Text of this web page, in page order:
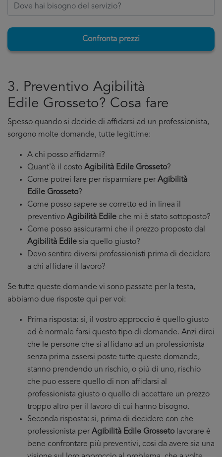
Confronta prezzi
3. Preventivo Agibilità
Edile Grosseto? Cosa fare
Spesso quando si decide di affidarsi ad un professionista,
sorgono molte domande, tutte legittime:
A chi posso affidarmi?
Quant'è il costo Agibilità Edile Grosseto?
Come potrei fare per risparmiare perAgibilità
Edile Grosseto?
Come posso sapere se corretto ed in linea il
preventivo Agibilità Edile che mi è stato sottoposto?
Come posso assicurarmi che il prezzo proposto dal
Agibilità Edile sia quello giusto?
Devo sentire diversi professionisti prima di decidere
a chi affidare il lavoro?
Se tutte queste domande vi sono passate per la testa,
abbiamo due risposte qui per voi:
Prima risposta: si, il vostro approccio è quello giusto
ed è normale farsi questo tipo di domande. Anzi direi
che le persone che si affidano ad un professionista
senza prima essersi poste tutte queste domande,
stanno prendendo un rischio, o più di uno, rischio
che puo essere quello di non affidarsi al
professionista giusto o quello di accettare un prezzo
troppo altro per il lavoro di cui hanno bisogno.
Seconda risposta: si, prima di decidere con che
professionista perAgibilità Edile Grossetolavorare è
bene confrontare più preventivi, cosi da avere sia una